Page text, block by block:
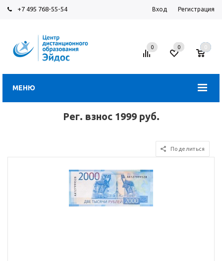
+7 495 768-55-54 Вход Регистрация
МЕНЮ
0 0 0
Рег. взнос 1999 руб.
Поделиться